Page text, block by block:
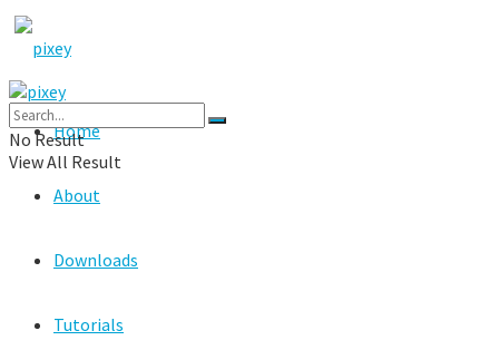
Home
About
Downloads
Tutorials
No Result
View All Result